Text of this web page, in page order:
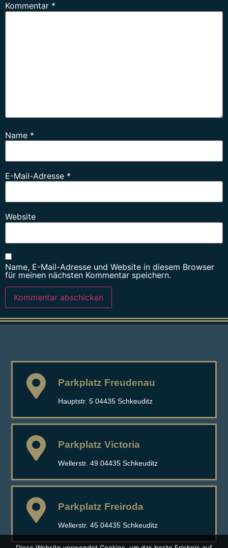
Kommentar *
Name *
E-Mail-Adresse *
Website
Name, E-Mail-Adresse und Website in diesem Browser
für meinen nächsten Kommentar speichern.
Parkplatz Freudenau
Hauptstr. 5 04435 Schkeuditz
Parkplatz Victoria
Wellerstr. 49 04435 Schkeuditz
Parkplatz Freiroda
Wellerstr. 45 04435 Schkeuditz